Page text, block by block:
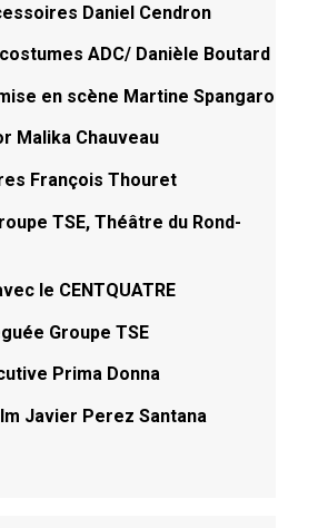
Daniel Cendron
ADC/ Danièle Boutard
en scène Martine Spangaro
Malika Chauveau
François Thouret
TSE, Théâtre du Rond-
le CENTQUATRE
Groupe TSE
Prima Donna
Javier Perez Santana